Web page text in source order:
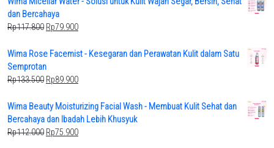
Rp123.500.
dan Bercahaya
Rp117.800 Original
was:
Rp117.800.
Rp79.900Current
is:
Wima Rose Facemist - Kesegaran dan Perawatan Kulit dalam Satu
Semprotan
Rp133.500 Original
was:
Rp133.500.
Rp89.900Current
is:
Rp89.900.
Wima Beauty Moisturizing Facial Wash - Membuat Kulit Sehat dan
Bercahaya dan Ibadah Lebih Khusyuk
Rp112.000 Original
Rp75.900Current